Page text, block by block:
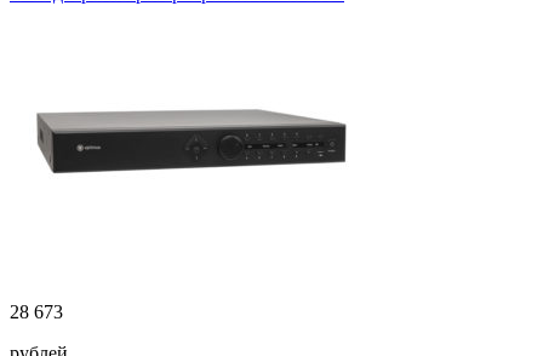
28 673